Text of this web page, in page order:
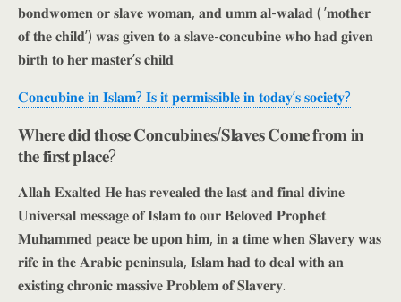
𝐛𝐨𝐧𝐝𝐰𝐨𝐦𝐞𝐧 𝐨𝐫 𝐬𝐥𝐚𝐯𝐞 𝐰𝐨𝐦𝐚𝐧, 𝐚𝐧𝐝 𝐮𝐦𝐦 𝐚𝐥-𝐰𝐚𝐥𝐚𝐝 ( ’𝐦𝐨𝐭𝐡𝐞𝐫
𝐨𝐟 𝐭𝐡𝐞 𝐜𝐡𝐢𝐥𝐝’) 𝐰𝐚𝐬 𝐠𝐢𝐯𝐞𝐧 𝐭𝐨 𝐚 𝐬𝐥𝐚𝐯𝐞-𝐜𝐨𝐧𝐜𝐮𝐛𝐢𝐧𝐞 𝐰𝐡𝐨 𝐡𝐚𝐝 𝐠𝐢𝐯𝐞𝐧
𝐛𝐢𝐫𝐭𝐡 𝐭𝐨 𝐡𝐞𝐫 𝐦𝐚𝐬𝐭𝐞𝐫’𝐬 𝐜𝐡𝐢𝐥𝐝
𝐂𝐨𝐧𝐜𝐮𝐛𝐢𝐧𝐞 𝐢𝐧 𝐈𝐬𝐥𝐚𝐦? 𝐈𝐬 𝐢𝐭 𝐩𝐞𝐫𝐦𝐢𝐬𝐬𝐢𝐛𝐥𝐞 𝐢𝐧 𝐭𝐨𝐝𝐚𝐲’𝐬 𝐬𝐨𝐜𝐢𝐞𝐭𝐲?
𝐖𝐡𝐞𝐫𝐞 𝐝𝐢𝐝 𝐭𝐡𝐨𝐬𝐞 𝐂𝐨𝐧𝐜𝐮𝐛𝐢𝐧𝐞𝐬/𝐒𝐥𝐚𝐯𝐞𝐬 𝐂𝐨𝐦𝐞 𝐟𝐫𝐨𝐦 𝐢𝐧
𝐭𝐡𝐞 𝐟𝐢𝐫𝐬𝐭 𝐩𝐥𝐚𝐜𝐞?
𝐀𝐥𝐥𝐚𝐡 𝐄𝐱𝐚𝐥𝐭𝐞𝐝 𝐇𝐞 𝐡𝐚𝐬 𝐫𝐞𝐯𝐞𝐚𝐥𝐞𝐝 𝐭𝐡𝐞 𝐥𝐚𝐬𝐭 𝐚𝐧𝐝 𝐟𝐢𝐧𝐚𝐥 𝐝𝐢𝐯𝐢𝐧𝐞
𝐔𝐧𝐢𝐯𝐞𝐫𝐬𝐚𝐥 𝐦𝐞𝐬𝐬𝐚𝐠𝐞 𝐨𝐟 𝐈𝐬𝐥𝐚𝐦 𝐭𝐨 𝐨𝐮𝐫 𝐁𝐞𝐥𝐨𝐯𝐞𝐝 𝐏𝐫𝐨𝐩𝐡𝐞𝐭
𝐌𝐮𝐡𝐚𝐦𝐦𝐞𝐝 𝐩𝐞𝐚𝐜𝐞 𝐛𝐞 𝐮𝐩𝐨𝐧 𝐡𝐢𝐦, 𝐢𝐧 𝐚 𝐭𝐢𝐦𝐞 𝐰𝐡𝐞𝐧 𝐒𝐥𝐚𝐯𝐞𝐫𝐲 𝐰𝐚𝐬
𝐫𝐢𝐟𝐞 𝐢𝐧 𝐭𝐡𝐞 𝐀𝐫𝐚𝐛𝐢𝐜 𝐩𝐞𝐧𝐢𝐧𝐬𝐮𝐥𝐚, 𝐈𝐬𝐥𝐚𝐦 𝐡𝐚𝐝 𝐭𝐨 𝐝𝐞𝐚𝐥 𝐰𝐢𝐭𝐡 𝐚𝐧
𝐞𝐱𝐢𝐬𝐭𝐢𝐧𝐠 𝐜𝐡𝐫𝐨𝐧𝐢𝐜 𝐦𝐚𝐬𝐬𝐢𝐯𝐞 𝐏𝐫𝐨𝐛𝐥𝐞𝐦 𝐨𝐟 𝐒𝐥𝐚𝐯𝐞𝐫𝐲.